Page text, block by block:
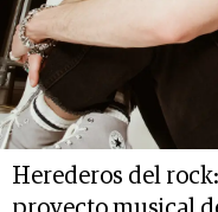
Herederos del